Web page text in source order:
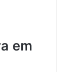
em